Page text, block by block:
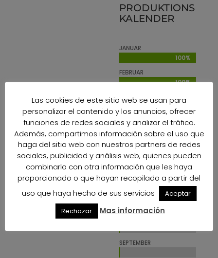
PRODUKTIONS
KALENDER
JANUAR
100%
100%
FEBRUAR
100%
100%
MÄRZ
APRIL
100%
100%
MAI
100%
100%
JUNI
0%
0%
JULI
SEPTEMBER
Las cookies de este sitio web se usan para
personalizar el contenido y los anuncios, ofrecer
funciones de redes sociales y analizar el tráfico.
Además, compartimos información sobre el uso que
haga del sitio web con nuestros partners de redes
sociales, publicidad y análisis web, quienes pueden
combinarla con otra información que les haya
proporcionado o que hayan recopilado a partir del
uso que haya hecho de sus servicios
Aceptar
Rechazar
Mas información